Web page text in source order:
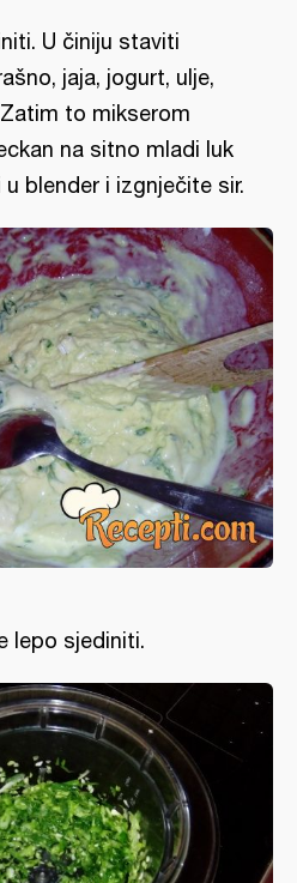
U činiju staviti
jaja, jogurt, ulje,
to mikserom
na sitno mladi luk
blender i izgnječite sir.
lepo sjediniti.